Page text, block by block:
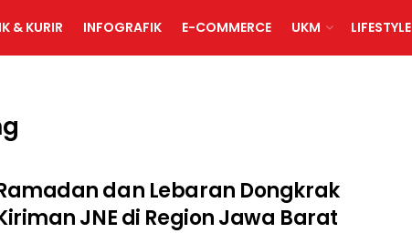
& KURIR INFOGRAFIK E-COMMERCE UKM LIFESTYLE
dan Lebaran Dongkrak
JNE di Region Jawa Barat